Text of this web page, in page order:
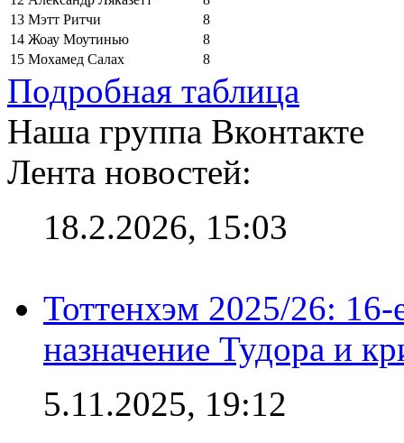
13 Мэтт Ритчи
8
14 Жоау Моутинью
8
15 Мохамед Салах 8
Подробная таблица
Наша группа Вконтакте
Лента новостей:
18.2.2026, 15:03
Тоттенхэм 2025/26:
назначение Тудора и
5.11.2025, 19:12